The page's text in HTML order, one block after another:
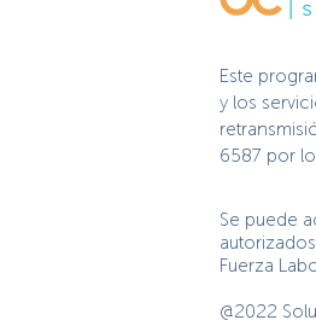
Este
y los
6587 por
Se puede
Fuerza
@2022